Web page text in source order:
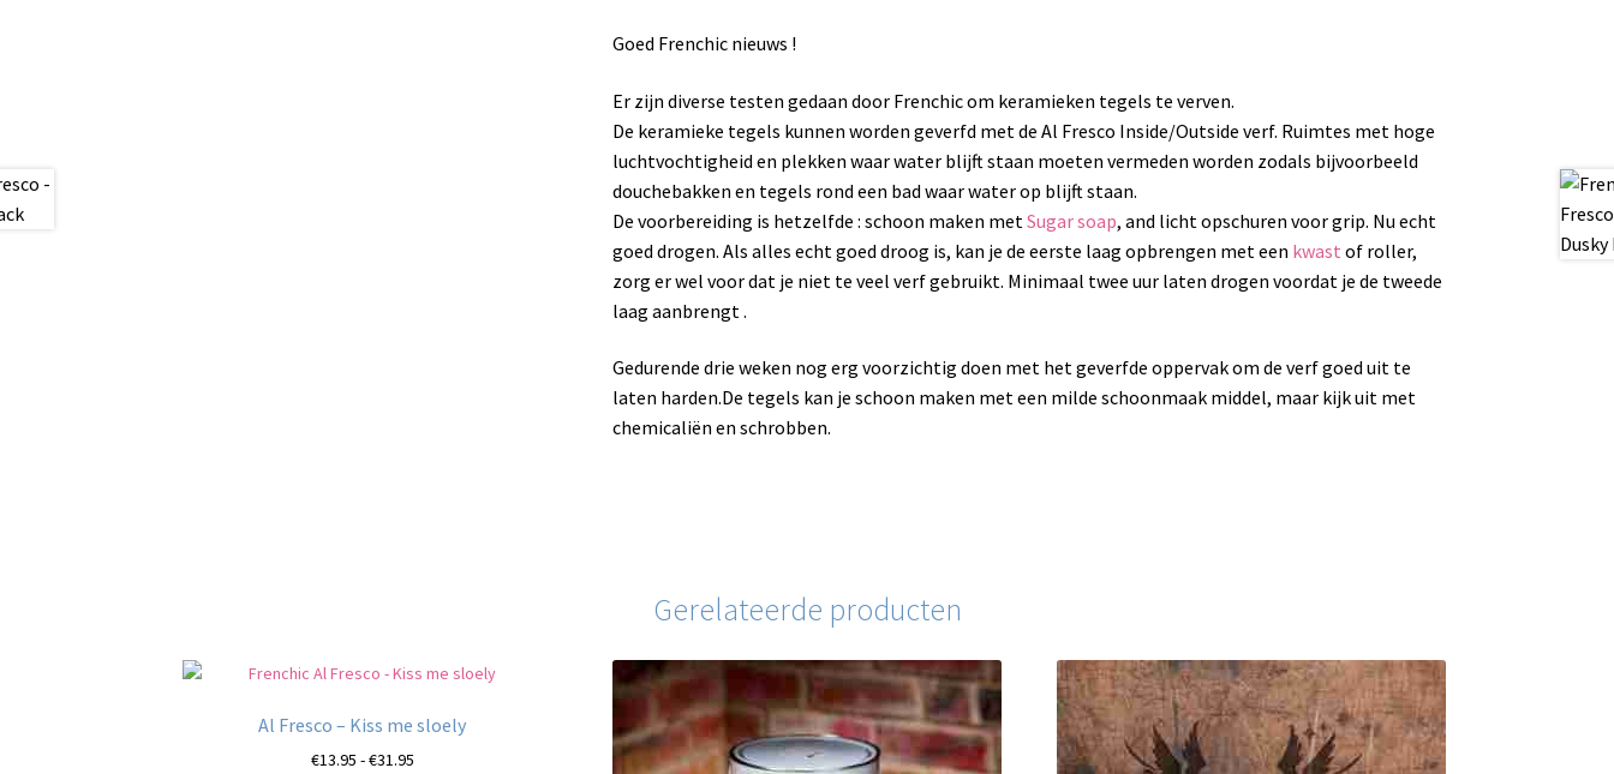
Goed Frenchic nieuws !
Er zijn diverse testen gedaan door Frenchic om keramieken tegels te verven.
De keramieke tegels kunnen worden geverfd met de Al Fresco Inside/Outside verf. Ruimtes met hoge
luchtvochtigheid en plekken waar water blijft staan moeten vermeden worden zodals bijvoorbeeld
douchebakken en tegels rond een bad waar water op blijft staan.
De voorbereiding is hetzelfde : schoon maken metSugar soap, and licht opschuren voor grip. Nu echt
goed drogen. Als alles echt goed droog is, kan je de eerste laag opbrengen met een kwastof roller,
zorg er wel voor dat je niet te veel verf gebruikt. Minimaal twee uur laten drogen voordat je de tweede
laag aanbrengt .
Gedurende drie weken nog erg voorzichtig doen met het geverfde oppervak om de verf goed uit te
laten harden.De tegels kan je schoon maken met een milde schoonmaak middel, maar kijk uit met
chemicaliën en schrobben.
Gerelateerde producten
Al Fresco – Kiss me sloely
€13.95 -€31.95Prijsklasse: